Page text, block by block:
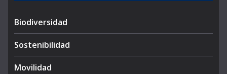
Biodiversidad
Sostenibilidad
Movilidad